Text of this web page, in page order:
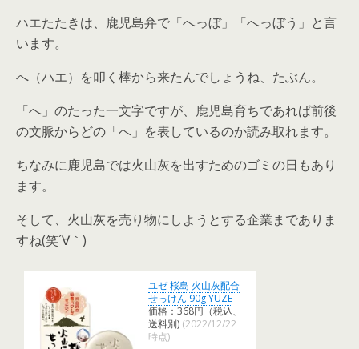
ハエたたきは、鹿児島弁で「へっぼ」「へっぼう」と言
います。
へ（ハエ）を叩く棒から来たんでしょうね、たぶん。
「へ」のたった一文字ですが、鹿児島育ちであれば前後
の文脈からどの「へ」を表しているのか読み取れます。
ちなみに鹿児島では火山灰を出すためのゴミの日もあり
ます。
そして、火山灰を売り物にしようとする企業までありま
すね(笑´∀｀)
ユゼ 桜島 火山灰配合
せっけん 90g YUZE
価格：368円（税込、
送料別) (2022/12/22
時点)